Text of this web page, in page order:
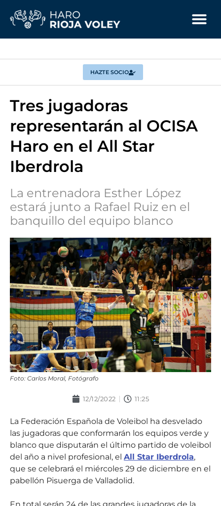
HAZTE SOCIO
Tres jugadoras
representarán al OCISA
Haro en el All Star
Iberdrola
La entrenadora Esther López
estará junto a Rafael Ruiz en el
banquillo del equipo blanco
Foto: Carlos Moral, Fotógrafo
12/12/2022 11:25
La Federación Española de Voleibol ha desvelado
las jugadoras que conformarán los equipos verde y
blanco que disputarán el último partido de voleibol
del año a nivel profesional, el All Star Iberdrola,
que se celebrará el miércoles 29 de diciembre en el
pabellón Pisuerga de Valladolid.